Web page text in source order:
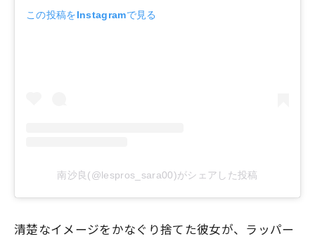
この投稿をInstagramで見る
南沙良(@lespros_sara00)がシェアした投稿
清楚なイメージをかなぐり捨てた彼女が、ラッパー